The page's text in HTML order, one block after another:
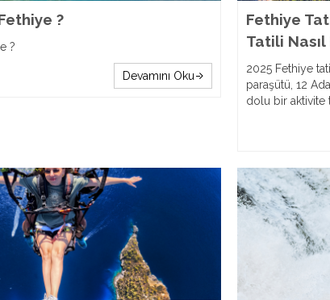
?
?
Devamını Oku
Fethiye
Tatili Nasıl
2025 Fethiye
paraşütü, 12
dolu bir aktivite